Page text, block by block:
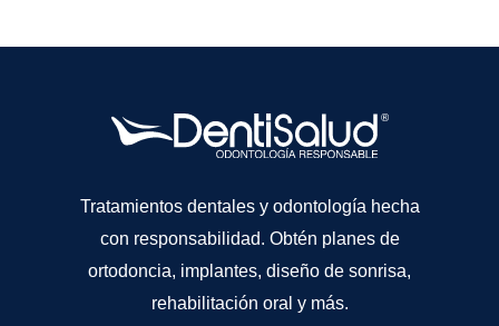
Tratamientos dentales y odontología hecha
con responsabilidad. Obtén planes de
ortodoncia, implantes, diseño de sonrisa,
rehabilitación oral y más.